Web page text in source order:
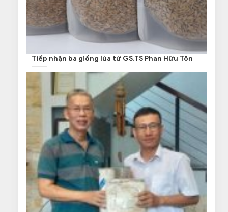
Tiếp nhận ba giống lúa từ GS.TS Phan Hữu Tôn